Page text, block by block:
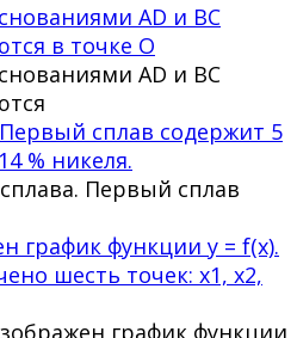
AD и BC
в точке O
AD и BC
сплав содержит 5
% никеля.
Первый сплав
график функции y = f(x).
шесть точек: x1, x2,
график функции